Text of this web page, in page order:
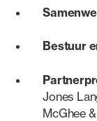
Bestuur
Jones
McGhee